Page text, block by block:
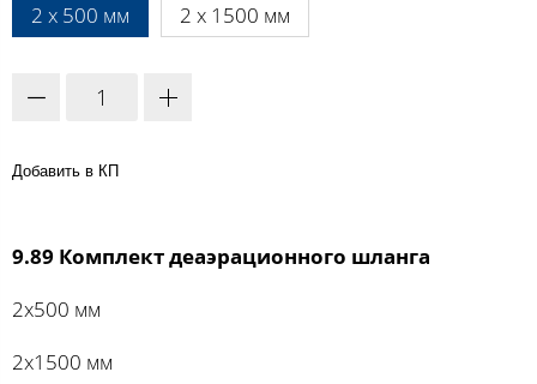
2 х 500 мм 2 х 1500 мм
Добавить в КП
9.89 Комплект деаэрационного шланга
2х500 мм
2х1500 мм